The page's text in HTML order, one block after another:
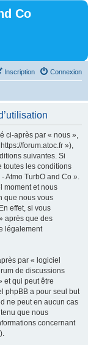
Co
Connexion
Inscription
ci-après par « nous »,
forum.atoc.fr »),
suivantes. Si
toutes les conditions
Atmo TurbO and Co ».
moment et nous
que nous vous
effet, si vous
après que des
légalement
par « logiciel
de discussions
et qui peut être
phpBB a pour seul but
ne peut en aucun cas
que nous
concernant